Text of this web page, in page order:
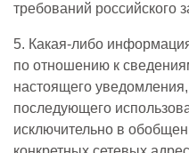
требований российского
5. Какая-либо
по отношению к
настоящего
последующего
исключительно в